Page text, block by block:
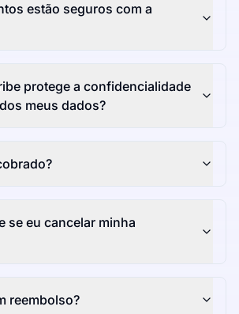
estão seguros com a
protege a confidencialidade
meus dados?
se eu cancelar minha
reembolso?